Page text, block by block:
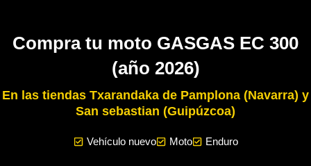
Compra tu moto GASGAS EC 300
(año 2026)
En las tiendas Txarandaka de Pamplona (Navarra) y
San sebastian (Guipúzcoa)
Vehículo nuevo Moto Enduro